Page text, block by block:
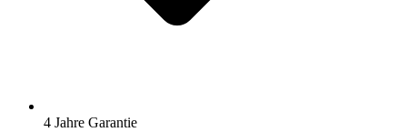
4 Jahre Garantie